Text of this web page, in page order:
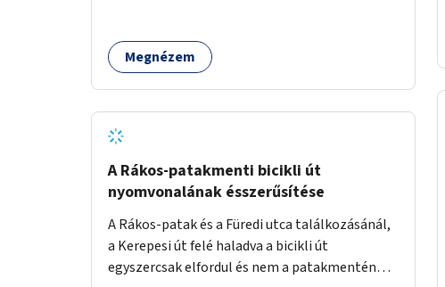
szükséges felszámolni, a közterület állandó és
rendszeres tisztán tartásával, és nagy szükség
Kritikus pontnak tartom az utcai telefonfülkék
helyzetét, melyet a szolgáltatóval
együttműködve szükséges lenne felszámolni,
hiszen manapság ezeket már senki nem
egész körút képét rontják. Helyükön érdemes
lenne megfontolni, hogy ott zöldítés, virágok
kihelyezése történjen, amit persze
Megnézem
A Rákos-patakmenti bicikli út
nyomvonalának ésszerűsítése
A Rákos-patak és a Füredi utca találkozásánál,
a Kerepesi út felé haladva a bicikli út
egyszercsak elfordul és nem a patakmentén